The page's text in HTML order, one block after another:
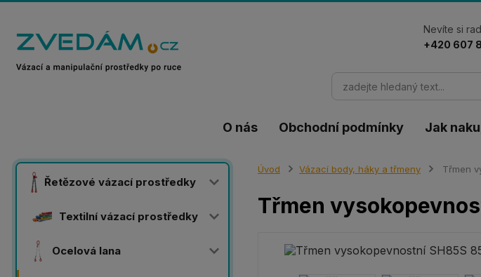
O nás Obchodní podmínky Jak
Nevíte si
+420 607
Řetězové vázací prostředky
Textilní vázací prostředky
Ocelová lana
Úvod Vázací body, háky a třmeny Třmen
Třmen